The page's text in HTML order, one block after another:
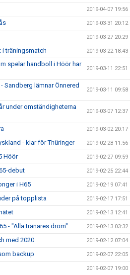
2019-04-07 19:56
2019-03-31 20:12
2019-03-27 20:29
i träningsmatch 2019-03-22 18:43
spelar handboll i Höör har
2019-03-11 22:51
Sandberg lämnar Önnered
2019-03-11 09:58
under omständigheterna
2019-03-07 12:37
2019-03-02 20:17
- klar för Thüringer 2019-02-28 11:56
Höör 2019-02-27 09:59
debut 2019-02-25 22:44
i H65 2019-02-19 07:41
på topplista 2019-02-17 17:51
2019-02-13 12:41
- "Alla tränares dröm" 2019-02-13 03:32
med 2020 2019-02-12 07:04
backup 2019-02-07 22:05
2019-02-07 19:00